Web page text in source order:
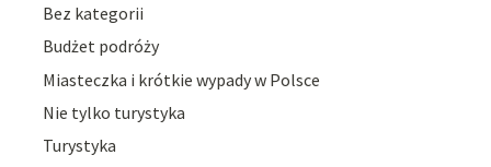
Bez kategorii
Budżet podróży
Miasteczka i krótkie wypady w Polsce
Nie tylko turystyka
Turystyka